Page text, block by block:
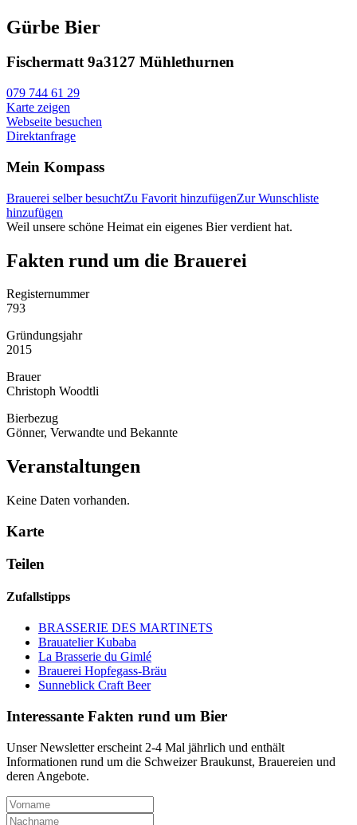
Gürbe Bier
Fischermatt 9a3127 Mühlethurnen
079 744 61 29
Karte zeigen
Webseite besuchen
Direktanfrage
Mein Kompass
Brauerei selber besuchtZu Favorit hinzufügenZur Wunschliste
hinzufügen
Weil unsere schöne Heimat ein eigenes Bier verdient hat.
Fakten rund um die Brauerei
Registernummer
793
Gründungsjahr
2015
Brauer
Christoph Woodtli
Bierbezug
Gönner, Verwandte und Bekannte
Veranstaltungen
Keine Daten vorhanden.
Karte
Teilen
Zufallstipps
BRASSERIE DES MARTINETS
Brauatelier Kubaba
La Brasserie du Gimlé
Brauerei Hopfegass-Bräu
Sunneblick Craft Beer
Interessante Fakten rund um Bier
Unser Newsletter erscheint 2-4 Mal jährlich und enthält
Informationen rund um die Schweizer Braukunst, Brauereien und
deren Angebote.